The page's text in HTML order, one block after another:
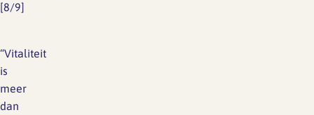
[8/9]
“Vitaliteit
is
meer
dan